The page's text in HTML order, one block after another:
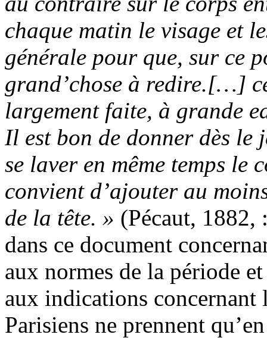
chaque matin le visage et
générale pour que, sur ce
grand’chose à redire.[…]
largement faite, à grande
Il est bon de donner dès le
se laver en même temps
convient d’ajouter au
de la tête. » (Pécaut, 1882,
dans ce document
aux normes de la période
aux indications concernant
Parisiens ne prennent